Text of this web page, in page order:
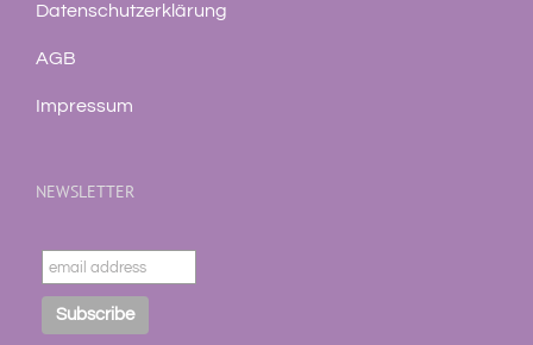
Datenschutzerklärung
AGB
Impressum
NEWSLETTER